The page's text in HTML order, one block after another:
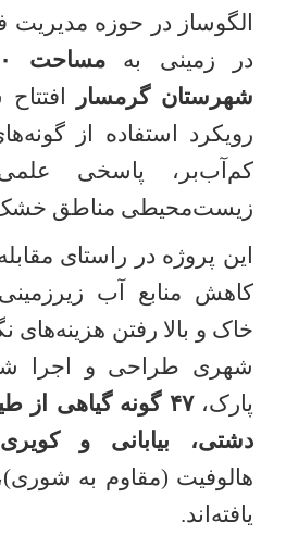
الگوساز در حوزه
در زمینی بهمساحت
شهرستان گرمسار
رویکرد استفاده از
کم‌آب‌بر، پاسخی
زیست‌محیطی مناطق خشک
این پروژه در راستای
کاهش منابع آب
خاک و بالا رفتن هزینه‌های
شهری طراحی و اجرا
پارک، ۴۷ گونه گیاهی از
دشتی، بیابانی و کویری
هالوفیت (مقاوم به
یافته‌اند.